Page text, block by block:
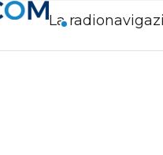
La